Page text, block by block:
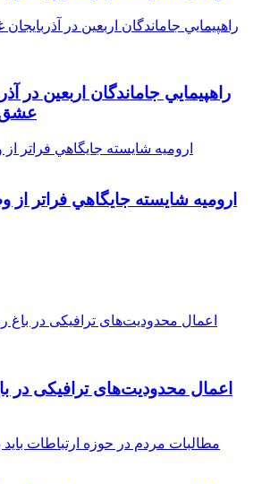
راهپيمايي جاماندگان اربعين در
عشق
اروميه شايسته جايگاهي فراتر
اعمال محدودیت‌های ترافیکی در